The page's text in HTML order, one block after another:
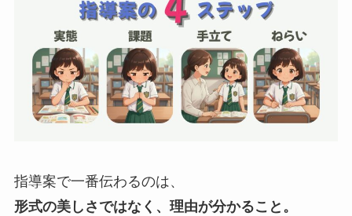
指導案で一番伝わるのは、
形式の美しさではなく、理由が分かること。